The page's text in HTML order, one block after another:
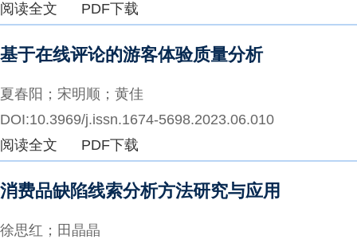
阅读全文
PDF下载
基于在线评论的游客体验质量分析
夏春阳；宋明顺；黄佳
DOI:10.3969/j.issn.1674-5698.2023.06.010
阅读全文
PDF下载
消费品缺陷线索分析方法研究与应用
徐思红；田晶晶